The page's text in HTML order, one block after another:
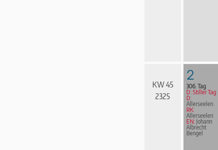
KW 45
2325
2
306. Tag
D: Stiller Tag
D:
Allerseelen
RK:
Allerseelen
EN: Johann
Albrecht
Bengel